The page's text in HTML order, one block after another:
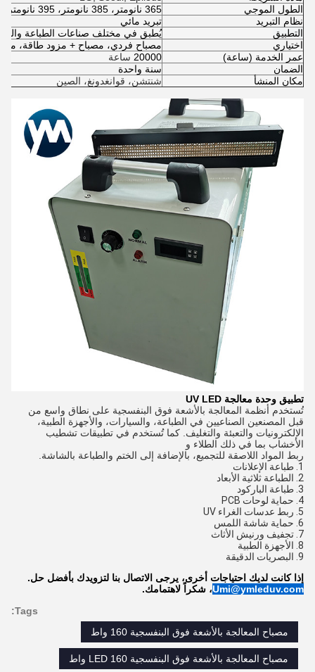
الطول الموجي
365 نانومتر، 385 نانومتر، 395 نانومتر، 405 نانومتر
نظام التبريد
تبريد مائي
التطبيق
يُطبق في مختلف صناعات الطباعة
اختياري
مصباح فردي، مصباح + مزود طاقة،
عمر الخدمة (ساعة)
20000 ساعة
الضمان
سنة واحدة
مكان المنشأ
شنتشن، قوانغدونغ، الصين
تطبيق وحدة معالجة UV LED
تُستخدم أنظمة المعالجة بالأشعة فوق البنفسجية على نطاق واسع من
قبل المصنعين الصناعيين في الطباعة، والسيارات، والأجهزة الطبية،
الإلكترونيات والتعبئة والتغليف. كما تُستخدم في تطبيقات تشطيب
الأخشاب بما في ذلك الطلاء و
ربط المواد اللاصقة للتجميع، بالإضافة إلى الختم والطباعة بالشاشة.
1. طباعة الإعلانات
2. الطباعة ثلاثية الأبعاد
3. طباعة الباركود
4. حماية لوحات PCB
5. ربط عدسات الغراء UV
6. حماية شاشة اللمس
7. تجفيف ورنيش الأثاث
8. الأجهزة الطبية
9. البصريات الدقيقة
إذا كانت لديك احتياجات أخرى، يرجى الاتصال بنا لتزويدك بأفضل حل.
Umi@ymleduv.com، شكراً لاهتمامك.
Tags:
مصباح المعالجة بالأشعة فوق البنفسجية 160 واط
مصباح المعالجة بالأشعة فوق البنفسجية LED 160 واط